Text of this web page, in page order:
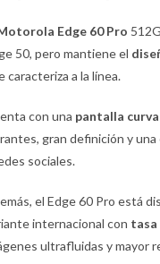
Edge 60 Pro
50, pero mantiene el
caracteriza a la línea.
con una pantalla
gran definición y
sociales.
el Edge 60 Pro está
internacional con tasa
ultrafluidas y mayor